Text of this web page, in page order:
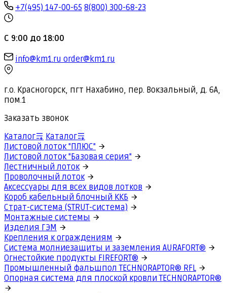
+7(495) 147-00-65 8(800) 300-68-23
С 9:00 до 18:00
info@km1.ru order@km1.ru
г.о. Красногорск, пгт Нахабино, пер. Вокзальный, д. 6А,
пом.1
Заказать звонок
Каталог
Каталог
Листовой лоток "ПЛЮС"
Листовой лоток "Базовая серия"
Лестничный лоток
Проволочный лоток
Аксессуары для всех видов лотков
Короб кабельный блочный ККБ
Страт-система (STRUT-система)
Монтажные системы
Изделия ГЭМ
Крепления к ограждениям
Система молниезащиты и заземления AURAFORT®
Огнестойкие продукты FIREFORT®
Промышленный фальшпол TECHNORAPTOR® RFL
Опорная система для плоской кровли TECHNORAPTOR®